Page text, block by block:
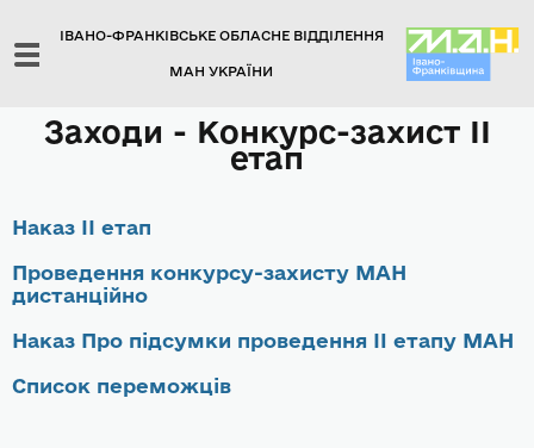
ІВАНО-ФРАНКІВСЬКЕ ОБЛАСНЕ ВІДДІЛЕННЯ
МАН УКРАЇНИ
Заходи - Конкурс-захист ІІ
етап
Наказ ІІ етап
Проведення конкурсу-захисту МАН
дистанційно
Наказ Про підсумки проведення II етапу МАН
Список переможців